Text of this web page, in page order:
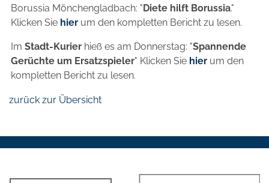
Borussia Mönchengladbach: "Diete hilft Borussia."
Klicken Sie hier um den kompletten Bericht zu lesen.
Im Stadt-Kurier hieß es am Donnerstag: "Spannende
Gerüchte um Ersatzspieler" Klicken Sie hier um den
kompletten Bericht zu lesen.
zurück zur Übersicht